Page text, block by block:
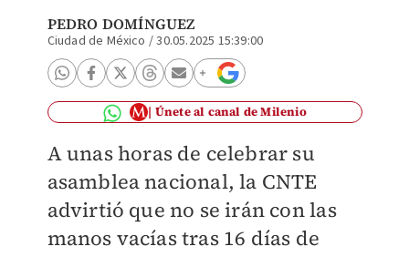
PEDRO DOMÍNGUEZ
Ciudad de México /30.05.2025 15:39:00
Únete al canal de Milenio
A unas horas de celebrar su
asamblea nacional, la CNTE
advirtió que no se irán con las
manos vacías tras 16 días de